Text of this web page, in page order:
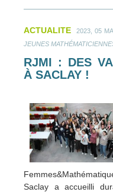
ACTUALITE 2023, 05
JEUNES
RJMI : DES
À SACLAY !
Saclay a accueilli